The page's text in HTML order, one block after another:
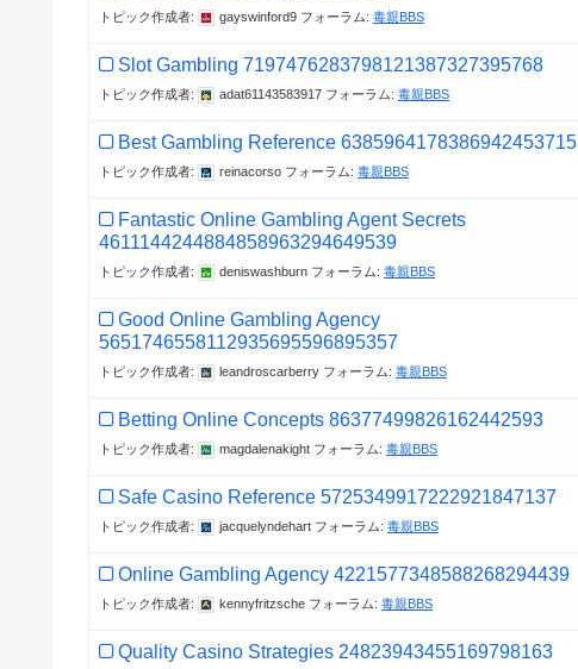
トピック作成者: gayswinford9 フォーラム: 毒親BBS
Slot Gambling 7197476283798121387327395768
トピック作成者: adat61143583917 フォーラム: 毒親BBS
Best Gambling Reference 6385964178386942453715
トピック作成者: reinacorso フォーラム: 毒親BBS
Fantastic Online Gambling Agent Secrets
4611144244884858963294649539
トピック作成者: deniswashburn フォーラム: 毒親BBS
Good Online Gambling Agency
5651746558112935695596895357
トピック作成者: leandroscarberry フォーラム: 毒親BBS
Betting Online Concepts 86377499826162442593
トピック作成者: magdalenakight フォーラム: 毒親BBS
Safe Casino Reference 5725349917222921847137
トピック作成者: jacquelyndehart フォーラム: 毒親BBS
Online Gambling Agency 4221577348588268294439
トピック作成者: kennyfritzsche フォーラム: 毒親BBS
Quality Casino Strategies 24823943455169798163